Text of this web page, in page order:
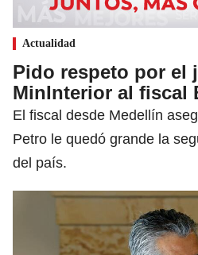
Actualidad
Pido respeto por el
MinInterior al fiscal
El fiscal desde Medellín
Petro le quedó grande la
del país.